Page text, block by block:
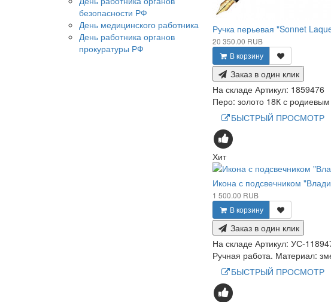
безопасности РФ
День медицинского работника
День работника органов
прокуратуры РФ
Ручка перьевая "Sonnet
20 350.00 RUB
В корзину
Заказ в один клик
На складе Артикул: 1859476
Перо: золото 18К с
БЫСТРЫЙ ПРОСМОТР
Хит
Икона с подсвечником
1 500.00 RUB
В корзину
Заказ в один клик
На складе Артикул: УС-
Ручная работа. Материал:
БЫСТРЫЙ ПРОСМОТР